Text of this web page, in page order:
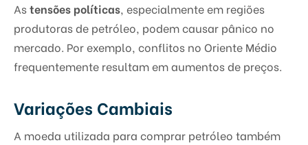
Astensões políticas, especialmente em regiões
produtoras de petróleo, podem causar pânico no
mercado. Por exemplo, conflitos no Oriente Médio
frequentemente resultam em aumentos de preços.
Variações Cambiais
A moeda utilizada para comprar petróleo também